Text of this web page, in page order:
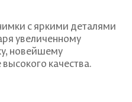
с яркими деталями
увеличенному
новейшему
качества.